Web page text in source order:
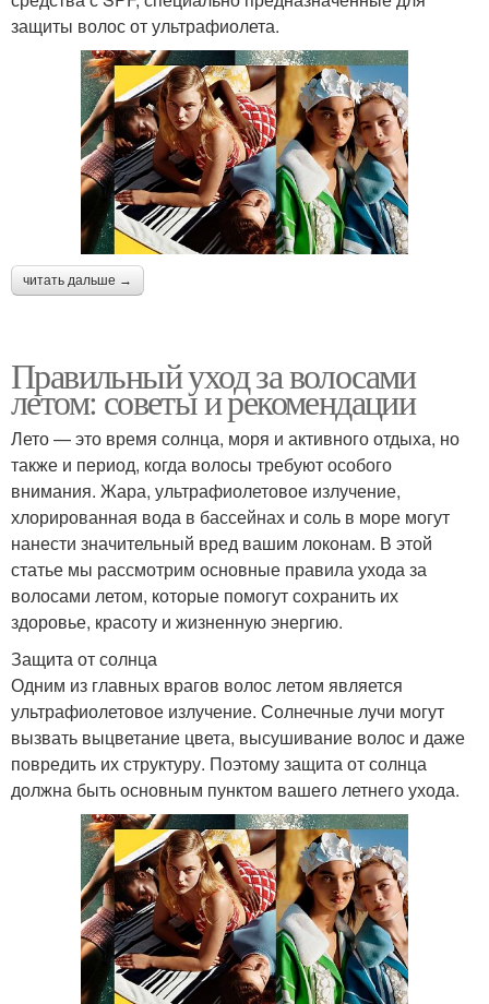
защиты волос от ультрафиолета.
читать дальше →
Правильный уход за волосами
летом: советы и рекомендации
Лето — это время солнца, моря и активного отдыха, но
также и период, когда волосы требуют особого
внимания. Жара, ультрафиолетовое излучение,
хлорированная вода в бассейнах и соль в море могут
нанести значительный вред вашим локонам. В этой
статье мы рассмотрим основные правила ухода за
волосами летом, которые помогут сохранить их
здоровье, красоту и жизненную энергию.
Защита от солнца
Одним из главных врагов волос летом является
ультрафиолетовое излучение. Солнечные лучи могут
вызвать выцветание цвета, высушивание волос и даже
повредить их структуру. Поэтому защита от солнца
должна быть основным пунктом вашего летнего ухода.